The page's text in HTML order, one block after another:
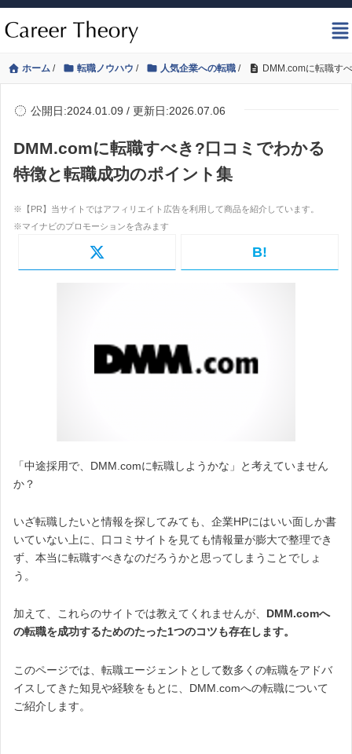
ホーム / 転職ノウハウ / 人気企業への転職 / DMM.comに転職す
公開日:2024.01.09 / 更新日:2026.07.06
DMM.comに転職すべき?口コミでわかる
特徴と転職成功のポイント集
B!
「中途採用で、DMM.comに転職しようかな」と考えていません
か？
いざ転職したいと情報を探してみても、企業HPにはいい面しか書
いていない上に、口コミサイトを見ても情報量が膨大で整理でき
ず、本当に転職すべきなのだろうかと思ってしまうことでしょ
う。
加えて、これらのサイトでは教えてくれませんが、 DMM.comへ
の転職を成功するためのたった1つのコツも存在します。
このページでは、転職エージェントとして数多くの転職をアドバ
イスしてきた知見や経験をもとに、DMM.comへの転職について
ご紹介します。